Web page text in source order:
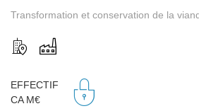
Transformation et conservation de la
EFFECTIF
CA M€